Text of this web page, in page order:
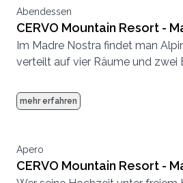
Abendessen
CERVO Mountain Resort -
Im Madre Nostra findet man
verteilt auf vier Räume und zwei
mehr erfahren
Apero
CERVO Mountain Resort -